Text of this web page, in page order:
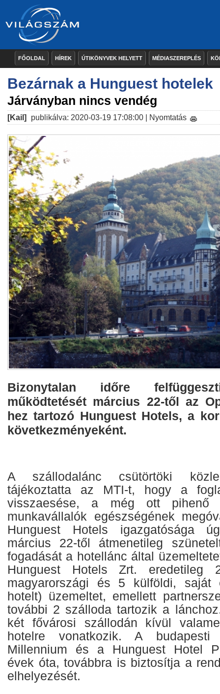
FŐOLDAL HÍREK ÚTIKÖNYVEK HELYETT MÉDIASZEREPLÉS
Bezárnak a Hunguest hotelek
Járványban nincs vendég
[Kail] publikálva: 2020-03-19 17:08:00 | Nyomtatás
Bizonytalan időre
működtetését március 22-től az
hez tartozó Hunguest Hotels, a
következményeként.
A szállodalánc csütörtöki
tájékoztatta az MTI-t, hogy a
visszaesése, a még ott pihenő
munkavállalók egészségének
Hunguest Hotels igazgatósága
március 22-től átmenetileg
fogadását a hotellánc által
Hunguest Hotels Zrt. eredetileg
magyarországi és 5 külföldi, saját
hotelt) üzemeltet, emellett
további 2 szálloda tartozik a
két fővárosi szállodán kívül
hotelre vonatkozik. A budapesti
Millennium és a Hunguest Hotel
évek óta, továbbra is biztosítja a
elhelyezését.